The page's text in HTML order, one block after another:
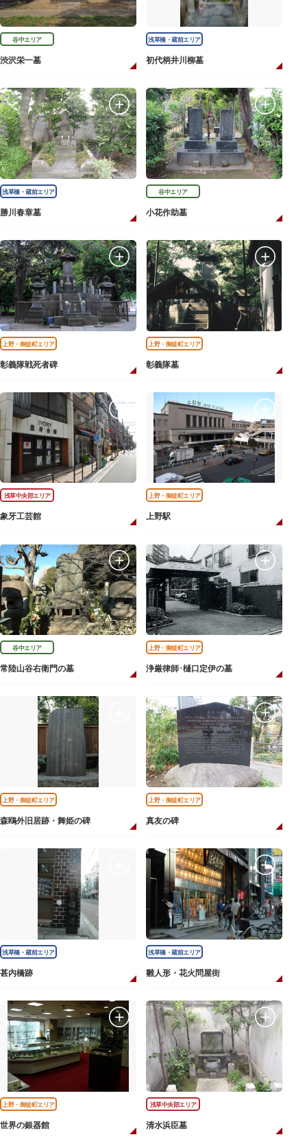
谷中エリア
渋沢栄一墓
浅草橋・蔵前エリア
初代柄井川柳墓
浅草橋・蔵前エリア
勝川春章墓
谷中エリア
小花作助墓
上野・御徒町エリア
彰義隊戦死者碑
上野・御徒町エリア
彰義隊墓
浅草中央部エリア
象牙工芸館
上野・御徒町エリア
上野駅
谷中エリア
常陸山谷右衛門の墓
上野・御徒町エリア
浄厳律師･樋口定伊の墓
上野・御徒町エリア
森鴎外旧居跡・舞姫の碑
上野・御徒町エリア
真友の碑
浅草橋・蔵前エリア
甚内橋跡
浅草橋・蔵前エリア
雛人形・花火問屋街
上野・御徒町エリア
世界の銀器館
浅草中央部エリア
清水浜臣墓